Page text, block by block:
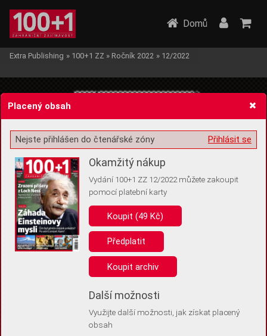
Žádost o souhlas s ukládáním volitelných informací
Pro základní fungování webu nepotřebujeme ukládat žádné informace
(tzv. cookies apod.). Rádi bychom vás ale požádali o souhlas s
uložením volitelných informací:
Anonymní unikátní ID
Díky němu příště poznáme, že se jedná o stejné zařízení, a
Identifikátor je zcela anonymní.
Vaše souhlasy a odmítnutí si ukládáme do vašeho zařízení, abychom se
vás už příště znovu neptali. Můžete je kdykoli později upravit ve Správě
Domů
Extra Publishing » 100+1 ZZ » Ročník 2022 » 12/2022
Placený obsah
Přihlásit se
Nejste přihlášen do čtenářské zóny
Okamžitý nákup
Vydání 100+1 ZZ 12/2022 můžete zakoupit
pomocí platební karty
Koupit (49 Kč)
Předplatit
Koupit archiv
Další možnosti
Využijte další možnosti, jak získat placený
obsah